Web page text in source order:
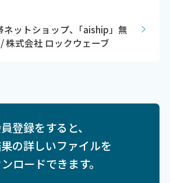
ネットショップ、｢aiship」無
株式会社 ロックウェーブ
登録をすると、
の詳しいファイルを
ロードできます。